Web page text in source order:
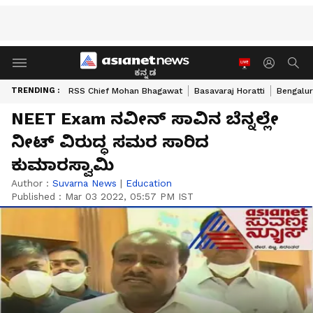
ಕನ್ನಡ
TRENDING : RSS Chief Mohan Bhagawat Basavaraj Horatti
NEET Exam ನವೀನ್ ಸಾವಿನ ಬೆನ್ನಲ್ಲೇ
ನೀಟ್ ವಿರುದ್ಧ ಸಮರ ಸಾರಿದ
ಕುಮಾರಸ್ವಾಮಿ
Author : Suvarna News | Education
Published : Mar 03 2022, 05:57 PM IST